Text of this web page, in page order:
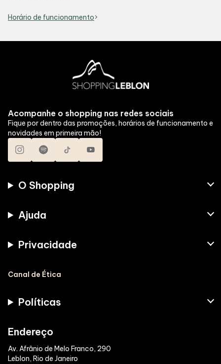
Horário de funcionamento
Acompanhe o shopping nas redes sociais
Fique por dentro das promoções, horários de funcionamento e
novidades em primeira mão!
O Shopping
Ajuda
Privacidade
Canal de Ética
Políticas
Endereço
Av. Afrânio de Melo Franco, 290
Leblon, Rio de Janeiro